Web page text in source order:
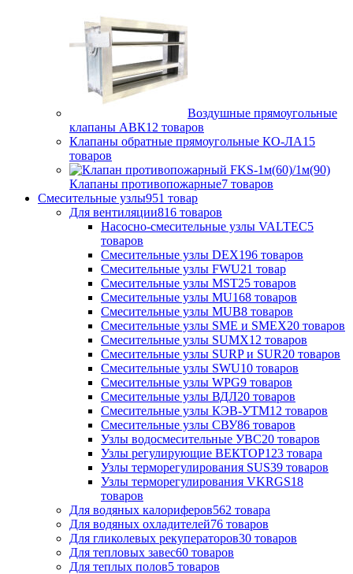
Воздушные прямоугольные
клапаны АВК12 товаров
Клапаны обратные прямоугольные КО-ЛА15
товаров
Клапаны противопожарные7 товаров
Смесительные узлы951 товар
Для вентиляции816 товаров
Насосно-смесительные узлы VALTEC5
товаров
Смесительные узлы DEX196 товаров
Смесительные узлы FWU21 товар
Смесительные узлы MST25 товаров
Смесительные узлы MU168 товаров
Смесительные узлы MUB8 товаров
Смесительные узлы SME и SMEX20 товаров
Смесительные узлы SUMX12 товаров
Смесительные узлы SURP и SUR20 товаров
Смесительные узлы SWU10 товаров
Смесительные узлы WPG9 товаров
Смесительные узлы ВДЛ20 товаров
Смесительные узлы КЭВ-УТМ12 товаров
Смесительные узлы СВУ86 товаров
Узлы водосмесительные УВС20 товаров
Узлы регулирующие ВЕКТОР123 товара
Узлы терморегулирования SUS39 товаров
Узлы терморегулирования VKRGS18
товаров
Для водяных калориферов562 товара
Для водяных охладителей76 товаров
Для гликолевых рекуператоров30 товаров
Для тепловых завес60 товаров
Для теплых полов5 товаров